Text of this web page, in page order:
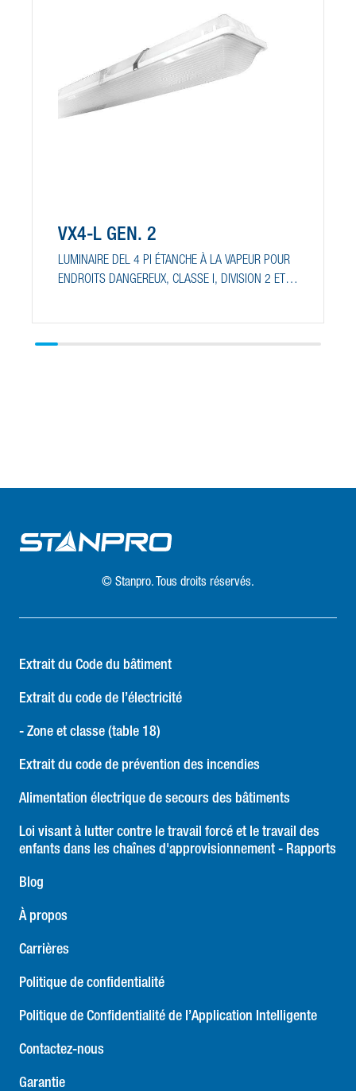
VX4-L GÉN. 2
LUMINAIRE DEL 4 PI ÉTANCHE À LA VAPEUR POUR
ENDROITS DANGEREUX, CLASSE I, DIVISION 2 ET
© Stanpro. Tous droits réservés.
Extrait du Code du bâtiment
Extrait du code de l’électricité
- Zone et classe (table 18)
Extrait du code de prévention des incendies
Alimentation électrique de secours des bâtiments
Loi visant à lutter contre le travail forcé et le travail des
enfants dans les chaînes d'approvisionnement - Rapports
Blog
À propos
Carrières
Politique de confidentialité
Politique de Confidentialité de l’Application Intelligente
Contactez-nous
Garantie